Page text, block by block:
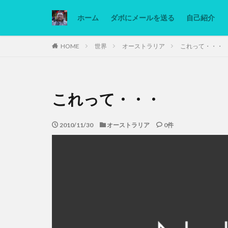
ホーム ダボにメールを送る 自己紹介
HOME 世界 オーストラリア これって・・・
これって・・・
2010/11/30 オーストラリア 0件
カテゴリー